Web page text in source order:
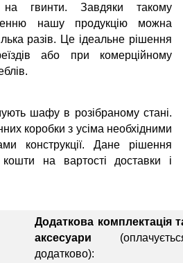
гвинти. Завдяки такому
нашу продукцію можна
разів. Це ідеальне рішення
або при комерційному
шафу в розібраному стані.
коробки з усіма необхідними
конструкції. Дане рішення
на вартості доставки і
Додаткова комплектація
аксесуари
додатково):